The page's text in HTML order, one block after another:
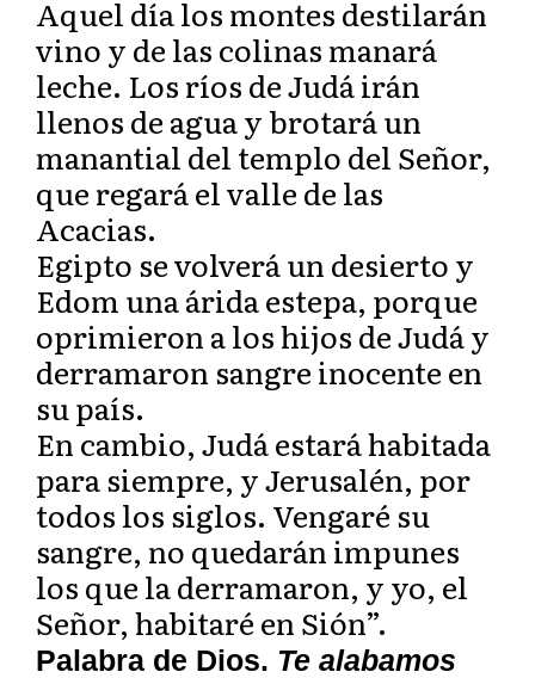
Aquel día los montes destilarán
vino y de las colinas manará
leche. Los ríos de Judá irán
llenos de agua y brotará un
manantial del templo del Señor,
que regará el valle de las
Acacias.
Egipto se volverá un desierto y
Edom una árida estepa, porque
oprimieron a los hijos de Judá y
derramaron sangre inocente en
su país.
En cambio, Judá estará habitada
para siempre, y Jerusalén, por
todos los siglos. Vengaré su
sangre, no quedarán impunes
los que la derramaron, y yo, el
Señor, habitaré en Sión”.
Palabra de Dios. Te alabamos